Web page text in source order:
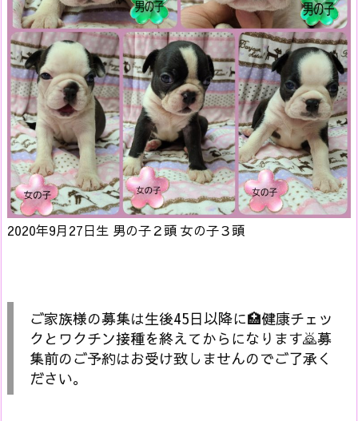
2020年9月27日生 男の子２頭 女の子３頭
ご家族様の募集は生後45日以降に🏥健康チェッ
クとワクチン接種を終えてからになります🙇募
集前のご予約はお受け致しませんのでご了承く
ださい。